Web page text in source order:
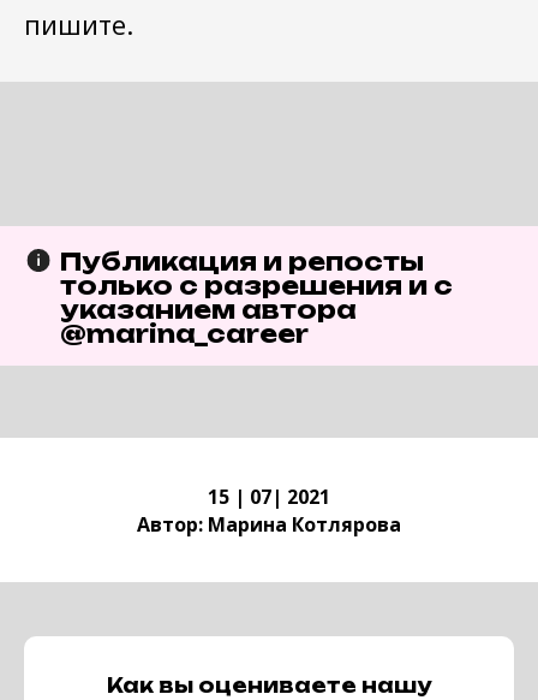
пишите.
Публикация и репосты
только с разрешения и с
указанием автора
@marina_career
15 | 07| 2021
Автор: Марина Котлярова
Как вы оцениваете нашу